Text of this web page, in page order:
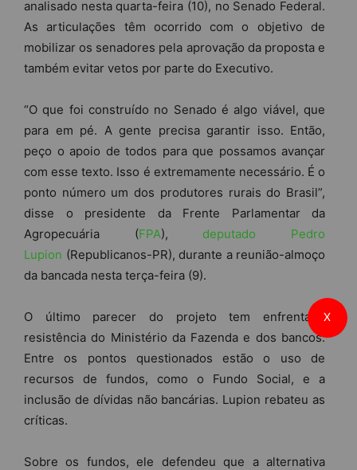
analisado nesta quarta-feira (10), no Senado Federal.
As articulações têm ocorrido com o objetivo de
mobilizar os senadores pela aprovação da proposta e
também evitar vetos por parte do Executivo.
“O que foi construído no Senado é algo viável, que
para em pé. A gente precisa garantir isso. Então,
peço o apoio de todos para que possamos avançar
com esse texto. Isso é extremamente necessário. É o
ponto número um dos produtores rurais do Brasil”,
disse o presidente da Frente Parlamentar da
Agropecuária (FPA), deputado Pedro
Lupion (Republicanos-PR), durante a reunião-almoço
da bancada nesta terça-feira (9).
O último parecer do projeto tem enfrentado
resistência do Ministério da Fazenda e dos bancos.
Entre os pontos questionados estão o uso de
recursos de fundos, como o Fundo Social, e a
inclusão de dívidas não bancárias. Lupion rebateu as
críticas.
Sobre os fundos, ele defendeu que a alternativa
X